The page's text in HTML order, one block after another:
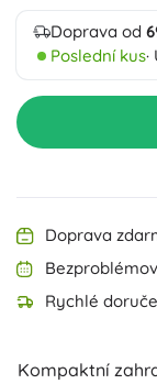
Doprava od
Poslední kus
Doprava
Rychlé
Kompaktní